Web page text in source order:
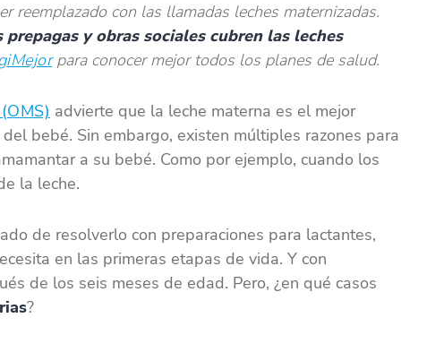
reemplazado con las llamadas leches maternizadas.
prepagas y obras sociales cubren las leches
para conocer mejor todos los planes de salud.
advierte que la leche materna es el mejor
bebé. Sin embargo, existen múltiples razones para
a su bebé. Como por ejemplo, cuando los
la leche.
de resolverlo con preparaciones para lactantes,
en las primeras etapas de vida. Y con
de los seis meses de edad. Pero, ¿en qué casos
?